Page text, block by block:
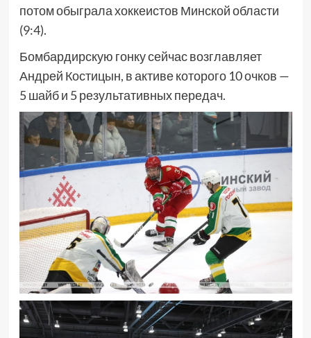
потом обыграла хоккеистов Минской области
(9:4).
Бомбардирскую гонку сейчас возглавляет
Андрей Костицын, в активе которого 10 очков —
5 шайб и 5 результативных передач.